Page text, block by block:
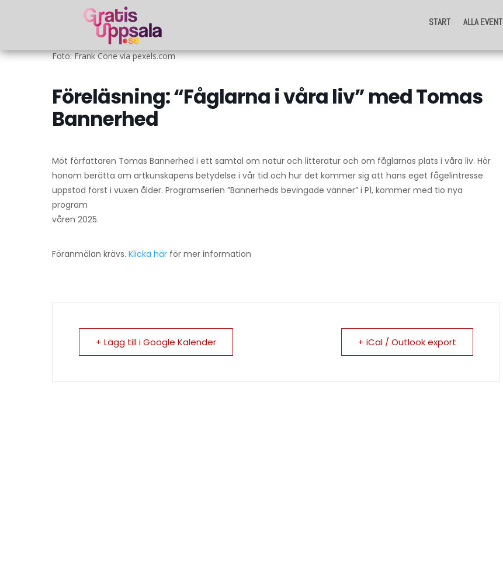
START ALLA EVENT
START ALLA EVENT
Foto: Frank Cone via pexels.com
Föreläsning: “Fåglarna i våra liv” med Tomas
Bannerhed
Möt författaren Tomas Bannerhed i ett samtal om natur och litteratur och om fåglarnas plats i våra liv. Hör
honom berätta om artkunskapens betydelse i vår tid och hur det kommer sig att hans eget fågelintresse
uppstod först i vuxen ålder. Programserien ”Bannerheds bevingade vänner” i P1, kommer med tio nya
program
våren 2025.
Föranmälan krävs. Klicka här för mer information
+ Lägg till i Google Kalender + iCal / Outlook export